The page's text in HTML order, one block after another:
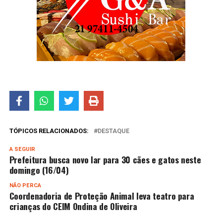
TÓPICOS RELACIONADOS: DESTAQUE
A SEGUIR
Prefeitura busca novo lar para 30 cães e gatos neste
domingo (16/04)
NÃO PERCA
Coordenadoria de Proteção Animal leva teatro para
crianças do CEIM Ondina de Oliveira